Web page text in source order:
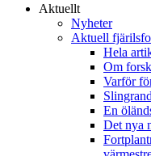
Aktuellt
Nyheter
Aktuell
Hela
Om
Varför
En
Det nya